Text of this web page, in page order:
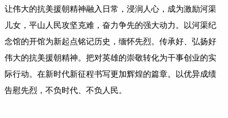
让伟大的抗美援朝精神融入日常，浸润人心，成为激励河渠
儿女，平山人民攻坚克难，奋力争先的强大动力。以河渠纪
念馆的开馆为新起点铭记历史，缅怀先烈。传承好、弘扬好
伟大的抗美援朝精神。把对英雄的崇敬转化为干事创业的实
际行动。在新时代新征程书写更加辉煌的篇章。以优异成绩
告慰先烈，不负时代、不负人民。